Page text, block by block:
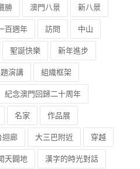
勝 澳門八景 新八景
百週年 訪問 中山
聖誕快樂 新年進步
演講 組織框架
紀念澳門回歸二十周年
名家 作品展
迴廊 大三巴附近 穿越
天闢地 漢字的時光對話